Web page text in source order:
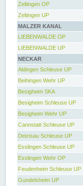
Zeltingen OP
Zeltingen UP
MALZER KANAL
LIEBENWALDE OP
LIEBENWALDE UP
NECKAR
Aldingen Schleuse UP
Beihingen Wehr UP
Besigheim SKA
Besigheim Schleuse UP
Besigheim Wehr UP
Cannstatt Schleuse UP
Deizisau Schleuse UP
Esslingen Schleuse UP
Esslingen Wehr OP
Feudenheim Schleuse UP
Gundelsheim UP